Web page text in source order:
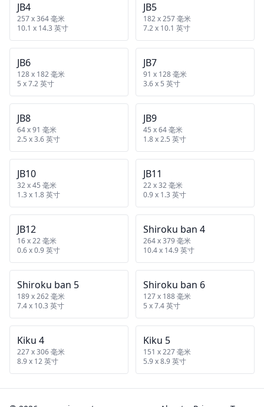
JB4
257 x 364 毫米
10.1 x 14.3 英寸
JB5
182 x 257 毫米
7.2 x 10.1 英寸
JB6
128 x 182 毫米
5 x 7.2 英寸
JB7
91 x 128 毫米
3.6 x 5 英寸
JB8
64 x 91 毫米
2.5 x 3.6 英寸
JB9
45 x 64 毫米
1.8 x 2.5 英寸
JB10
32 x 45 毫米
1.3 x 1.8 英寸
JB11
22 x 32 毫米
0.9 x 1.3 英寸
JB12
16 x 22 毫米
0.6 x 0.9 英寸
Shiroku ban 4
264 x 379 毫米
10.4 x 14.9 英寸
Shiroku ban 5
189 x 262 毫米
7.4 x 10.3 英寸
Shiroku ban 6
127 x 188 毫米
5 x 7.4 英寸
Kiku 4
227 x 306 毫米
8.9 x 12 英寸
Kiku 5
151 x 227 毫米
5.9 x 8.9 英寸